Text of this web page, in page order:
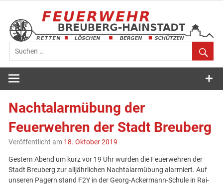
springen
Feuerwehr
Breuberg-
Hainstadt
Nachtalarmübung der
Feuerwehren der Stadt Breuberg
Veröffentlicht am 18. Oktober 2019
Gestern Abend um kurz vor 19 Uhr wurden die Feuerwehren der
Stadt Breuberg zur alljährlichen Nachtalarmübung alarmiert. Auf
unseren Pagern stand F2Y in der Georg-Ackermann-Schule in Rai-